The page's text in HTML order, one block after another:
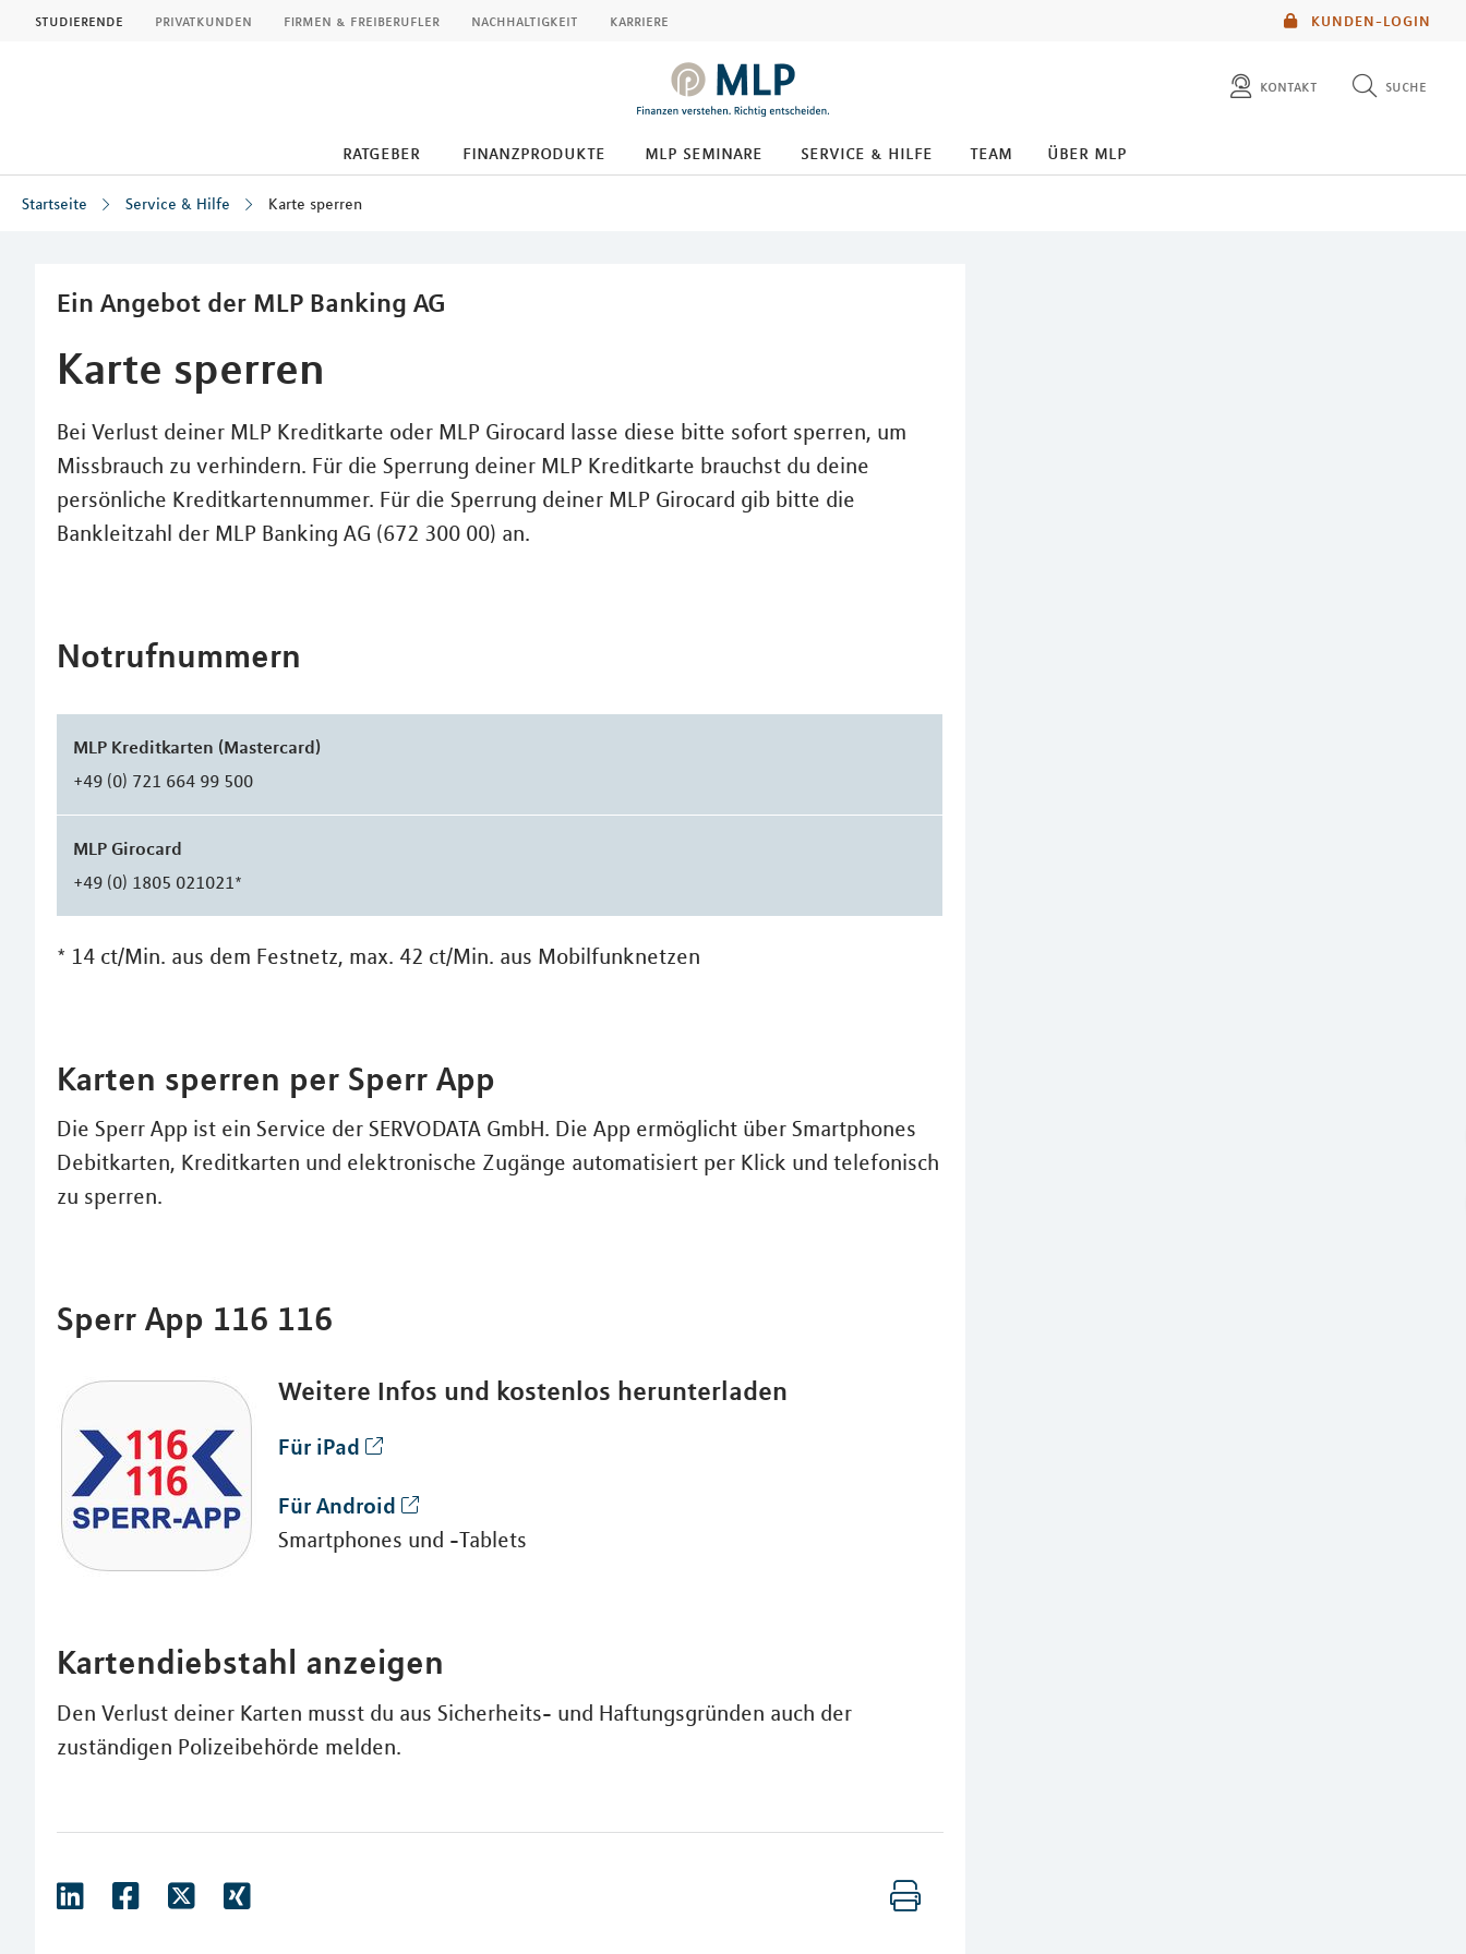
KUNDEN-LOGIN
studierende privatkunden firmen & freiberufler nachhaltigkeit karriere
kontakt suche
ratgeber finanzprodukte mlp seminare service & hilfe team über mlp
Startseite Service & Hilfe Karte sperren
Ein Angebot der MLP Banking AG
Karte sperren
Bei Verlust deiner MLP Kreditkarte oder MLP Girocard lasse diese bitte sofort sperren, um
Missbrauch zu verhindern. Für die Sperrung deiner MLP Kreditkarte brauchst du deine
persönliche Kreditkartennummer. Für die Sperrung deiner MLP Girocard gib bitte die
Bankleitzahl der MLP Banking AG (672 300 00) an.
Notrufnummern
MLP Kreditkarten (Mastercard)
+49 (0) 721 664 99 500
MLP Girocard
+49 (0) 1805 021021*
* 14 ct/Min. aus dem Festnetz, max. 42 ct/Min. aus Mobilfunknetzen
Karten sperren per Sperr App
Die Sperr App ist ein Service der SERVODATA GmbH. Die App ermöglicht über Smartphones
Debitkarten, Kreditkarten und elektronische Zugänge automatisiert per Klick und telefonisch
zu sperren.
Sperr App 116 116
Weitere Infos und kostenlos herunterladen
Für iPad
Für Android
Smartphones und -Tablets
Kartendiebstahl anzeigen
Den Verlust deiner Karten musst du aus Sicherheits- und Haftungsgründen auch der
zuständigen Polizeibehörde melden.